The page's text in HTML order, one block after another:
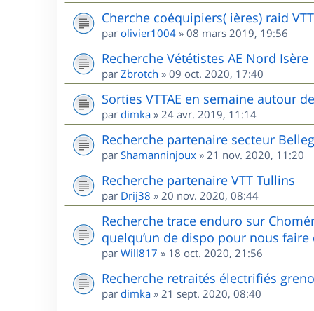
Cherche coéquipiers( ières) raid
par olivier1004 » 08 mars 2019, 19:56
Recherche Vététistes AE Nord Isère
par Zbrotch » 09 oct. 2020, 17:40
Sorties VTTAE en semaine autour
par dimka » 24 avr. 2019, 11:14
Recherche partenaire secteur
par Shamanninjoux » 21 nov. 2020, 11:20
Recherche partenaire VTT Tullins
par Drij38 » 20 nov. 2020, 08:44
Recherche trace enduro sur
quelqu’un de dispo pour nous
par Will817 » 18 oct. 2020, 21:56
Recherche retraités électrifiés
par dimka » 21 sept. 2020, 08:40